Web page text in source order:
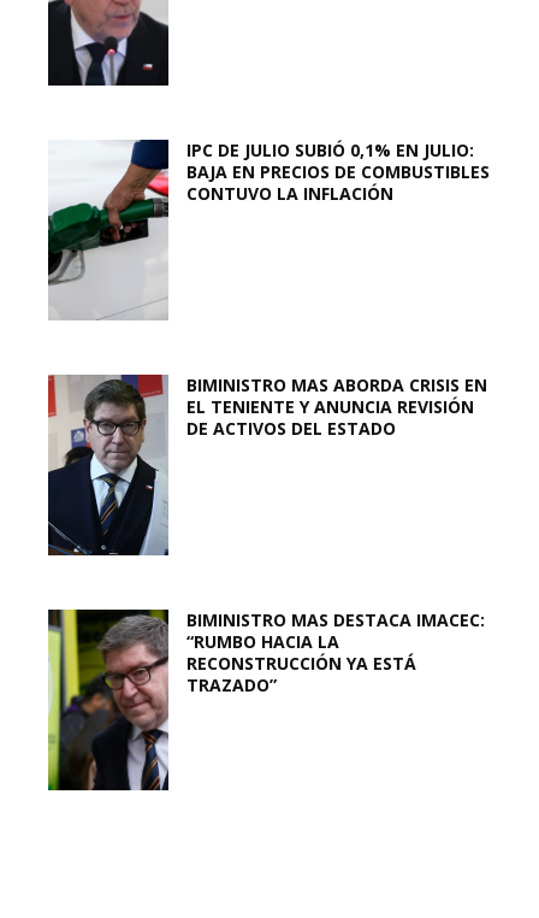
IPC DE JULIO SUBIÓ 0,1% EN JULIO:
BAJA EN PRECIOS DE COMBUSTIBLES
CONTUVO LA INFLACIÓN
BIMINISTRO MAS ABORDA CRISIS EN
EL TENIENTE Y ANUNCIA REVISIÓN
DE ACTIVOS DEL ESTADO
BIMINISTRO MAS DESTACA IMACEC:
“RUMBO HACIA LA
RECONSTRUCCIÓN YA ESTÁ
TRAZADO”